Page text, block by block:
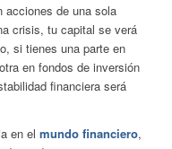
acciones de una sola
crisis, tu capital se verá
si tienes una parte en
en fondos de inversión
financiera será
en el mundo financiero,